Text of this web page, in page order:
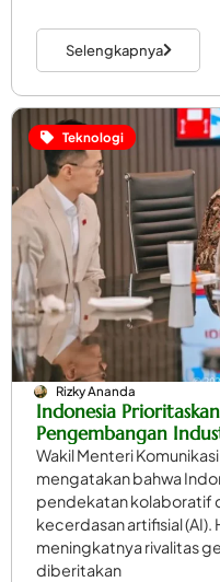
Selengkapnya
Teknologi
Rizky Ananda
Indonesia
Pengembangan
Wakil Menteri
mengatakan bahwa
pendekatan kolaboratif
kecerdasan artifisial (AI).
meningkatnya rivalitas
diberitakan